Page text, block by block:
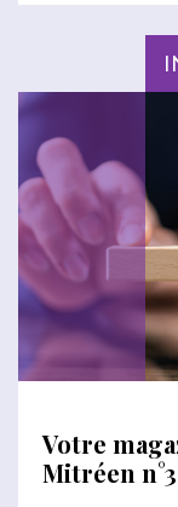
Votre
Mitréen